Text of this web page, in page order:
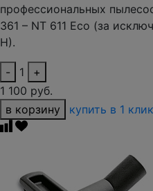
профессиональных
361 – NT 611 Eco (за
H).
- 1
+
1 100 руб.
в корзину
купить в 1 клик